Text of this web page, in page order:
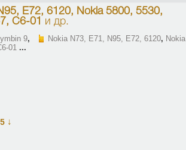
E72, 6120, Nokia 5800, 5530,
C6-01
и др.
9, Nokia N73, E71, N95, E72, 6120, Nokia
01 ...
↓